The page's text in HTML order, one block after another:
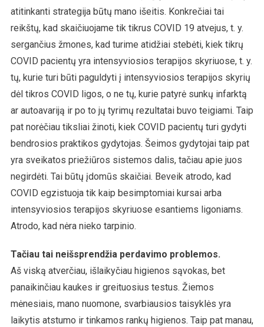
atitinkanti strategija būtų mano išeitis. Konkrečiai tai
reikštų, kad skaičiuojame tik tikrus COVID 19 atvejus, t. y.
sergančius žmones, kad turime atidžiai stebėti, kiek tikrų
COVID pacientų yra intensyviosios terapijos skyriuose, t. y.
tų, kurie turi būti paguldyti į intensyviosios terapijos skyrių
dėl tikros COVID ligos, o ne tų, kurie patyrė sunkų infarktą
ar autoavariją ir po to jų tyrimų rezultatai buvo teigiami. Taip
pat norėčiau tiksliai žinoti, kiek COVID pacientų turi gydyti
bendrosios praktikos gydytojas. Šeimos gydytojai taip pat
yra sveikatos priežiūros sistemos dalis, tačiau apie juos
negirdėti. Tai būtų įdomūs skaičiai. Beveik atrodo, kad
COVID egzistuoja tik kaip besimptomiai kursai arba
intensyviosios terapijos skyriuose esantiems ligoniams.
Atrodo, kad nėra nieko tarpinio.
Tačiau tai neišsprendžia perdavimo problemos.
Aš viską atverčiau, išlaikyčiau higienos sąvokas, bet
panaikinčiau kaukes ir greituosius testus. Žiemos
mėnesiais, mano nuomone, svarbiausios taisyklės yra
laikytis atstumo ir tinkamos rankų higienos. Taip pat manau,